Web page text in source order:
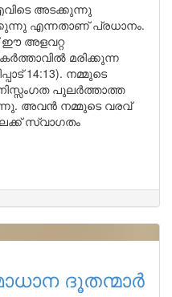
അടക്കുന്നു
എന്നതാണ് പ്രധാനം.
ഈ അളവറ്റ
മരിക്കുന്ന
14:13). നമ്മുടെ
നിസ്സംഗത പുലർത്താത്ത
അവൻ നമ്മുടെ വരവ്
സ്വാഗതം
ദൂതന്മാർ